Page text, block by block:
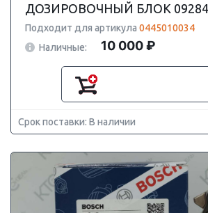
ДОЗИРОВОЧНЫЙ БЛОК
Подходит для артикула 0445010034
Наличные:
10 000 ₽
Срок поставки: В наличии